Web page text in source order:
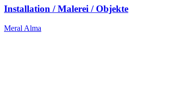
Installation / Malerei / Objekte
Meral Alma